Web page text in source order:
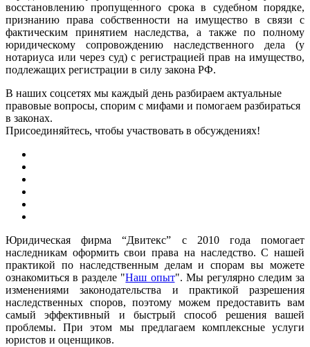
восстановлению пропущенного срока в судебном порядке,
признанию права собственности на имущество в связи с
фактическим принятием наследства, а также по полному
юридическому сопровождению наследственного дела (у
нотариуса или через суд) с регистрацией прав на имущество,
подлежащих регистрации в силу закона РФ.
В наших соцсетях мы каждый день разбираем актуальные
правовые вопросы, спорим с мифами и помогаем разбираться
в законах.
Присоединяйтесь, чтобы участвовать в обсуждениях!
Юридическая фирма “Двитекс” с 2010 года помогает
наследникам оформить свои права на наследство. С нашей
практикой по наследственным делам и спорам вы можете
ознакомиться в разделе "Наш опыт". Мы регулярно следим за
изменениями законодательства и практикой разрешения
наследственных споров, поэтому можем предоставить вам
самый эффективный и быстрый способ решения вашей
проблемы. При этом мы предлагаем комплексные услуги
юристов и оценщиков.